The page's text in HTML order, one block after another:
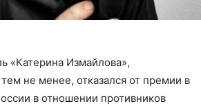
«Катерина Измайлова»,
не менее, отказался от премии в
в отношении противников